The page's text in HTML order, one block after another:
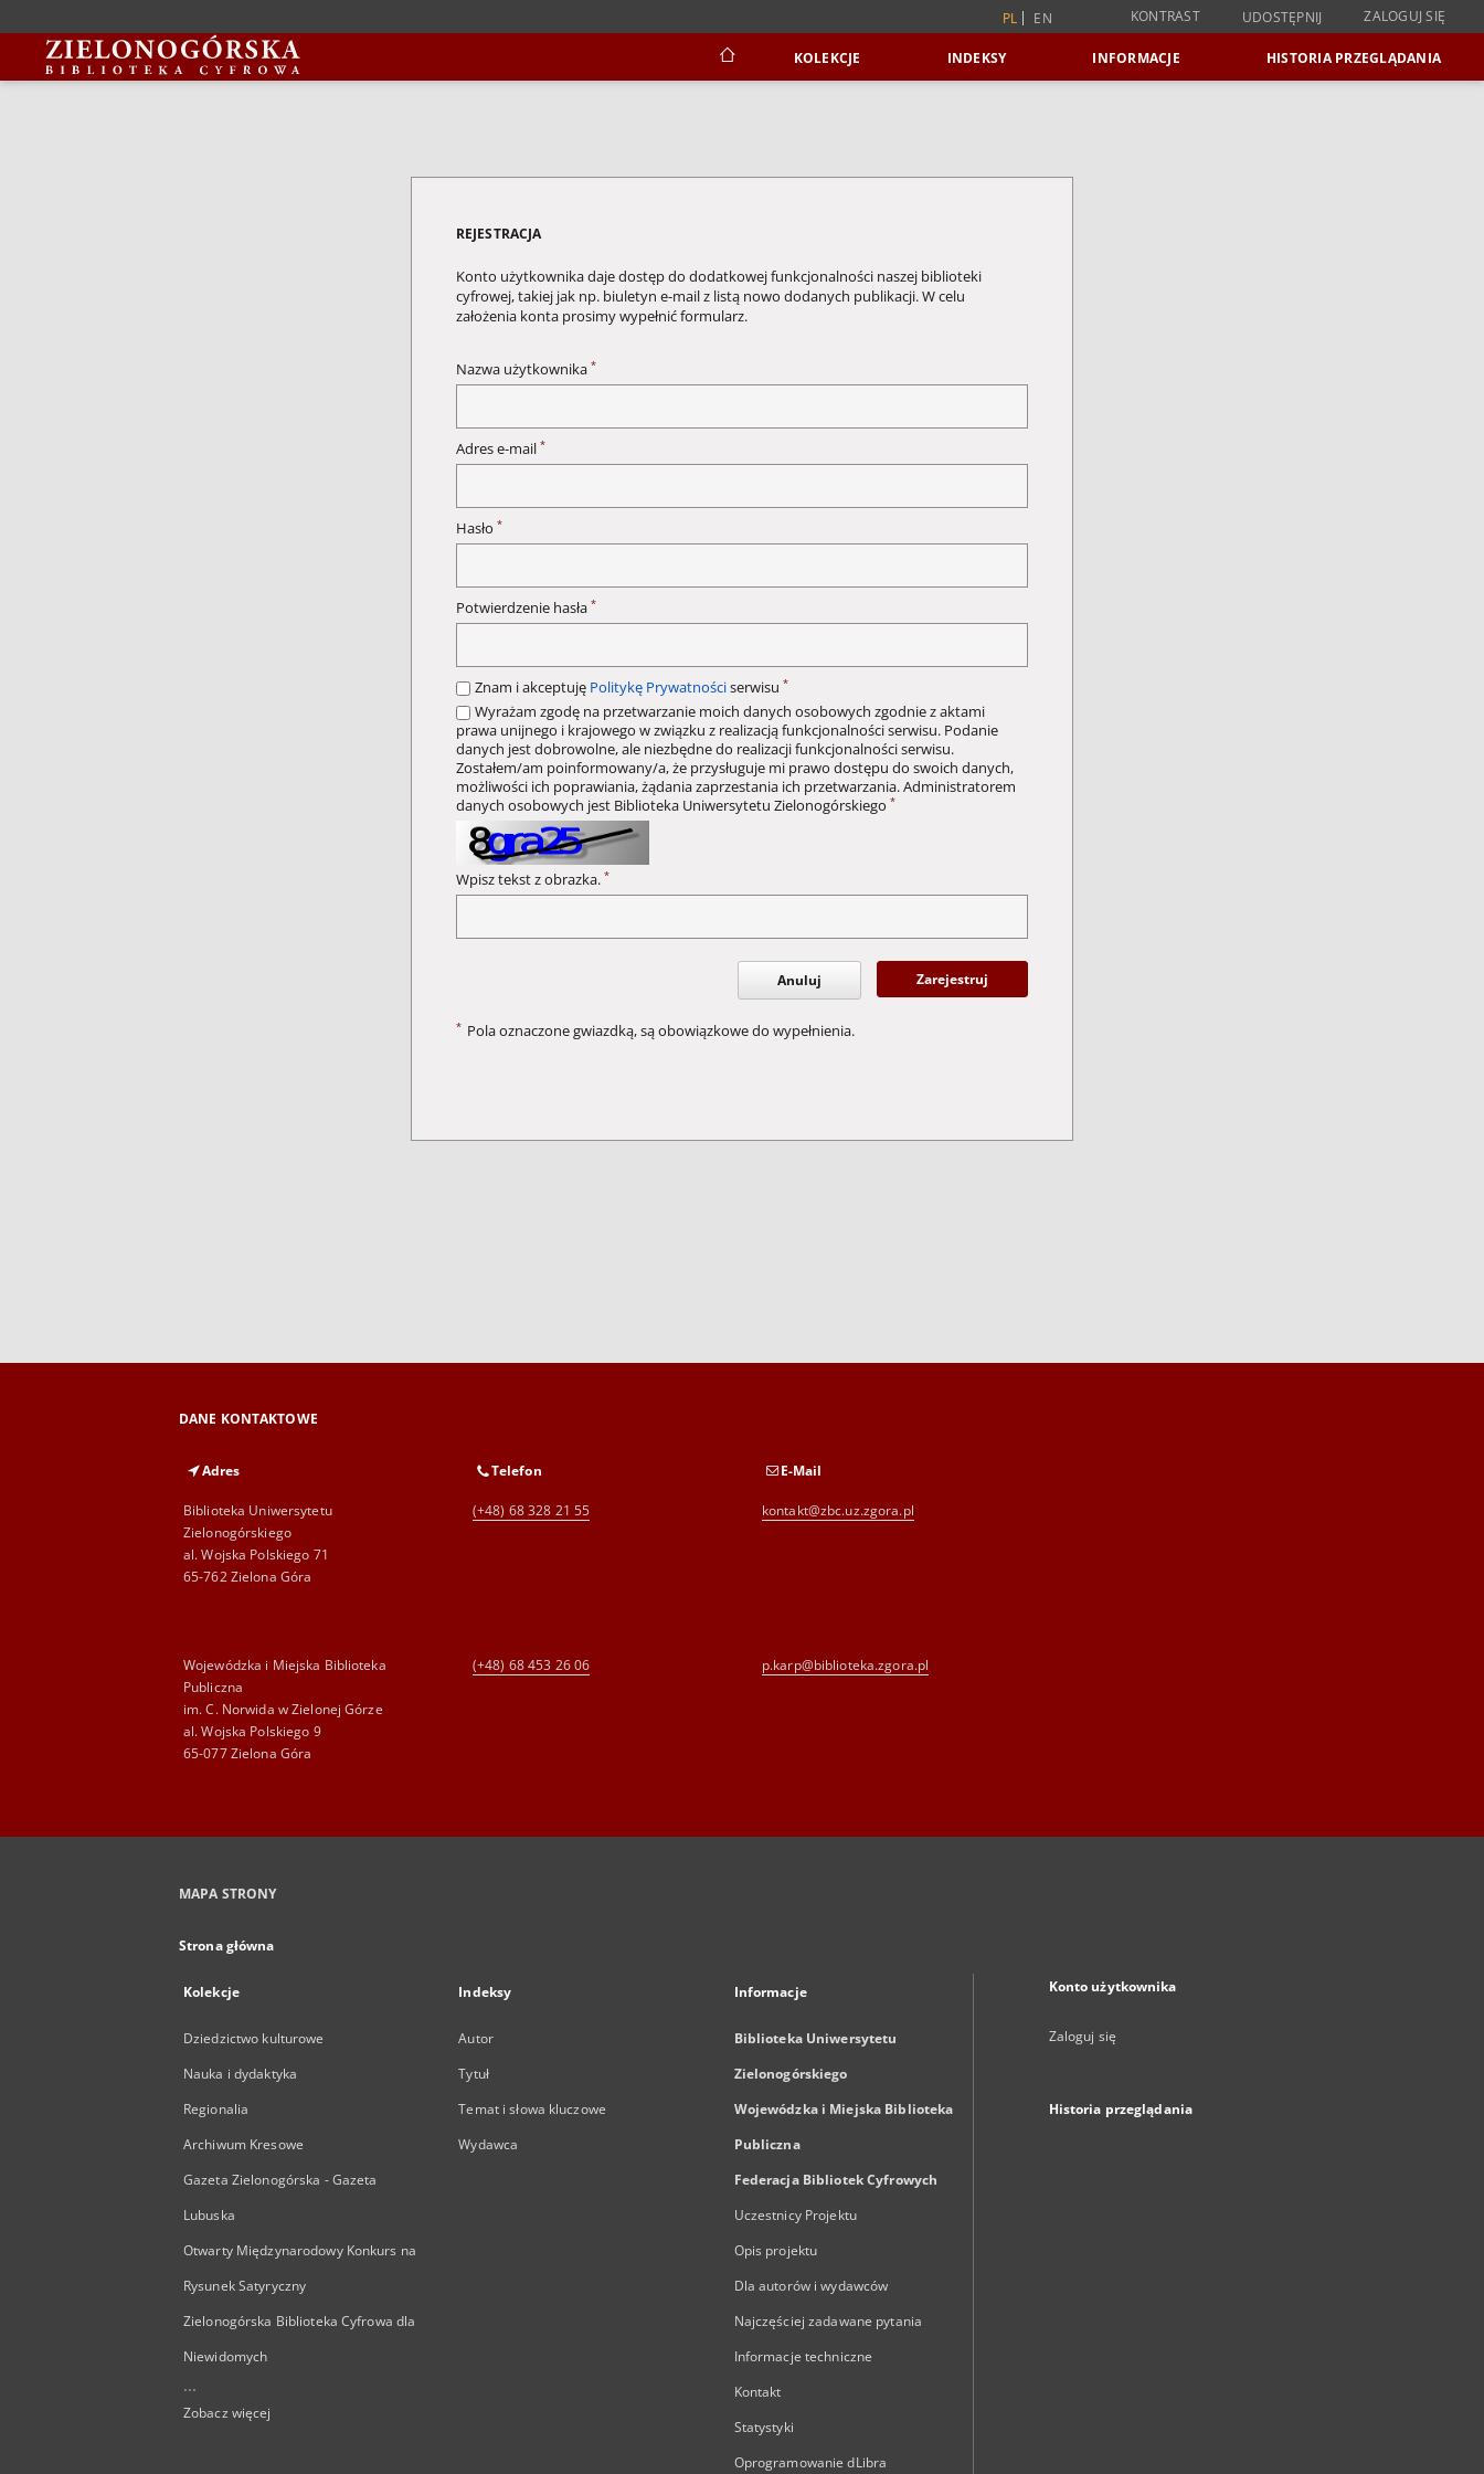
PL EN KONTRAST UDOSTĘPNIJ ZALOGUJ SIĘ
KOLEKCJE INDEKSY INFORMACJE HISTORIA PRZEGLĄDANIA
REJESTRACJA
Konto użytkownika daje dostęp do dodatkowej funkcjonalności naszej biblioteki
cyfrowej, takiej jak np. biuletyn e-mail z listą nowo dodanych publikacji. W celu
założenia konta prosimy wypełnić formularz.
Nazwa użytkownika *
Adres e-mail *
Hasło *
Potwierdzenie hasła *
Znam i akceptuję Politykę Prywatnościserwisu *
Wyrażam zgodę na przetwarzanie moich danych osobowych zgodnie z aktami
prawa unijnego i krajowego w związku z realizacją funkcjonalności serwisu. Podanie
danych jest dobrowolne, ale niezbędne do realizacji funkcjonalności serwisu.
Zostałem/am poinformowany/a, że przysługuje mi prawo dostępu do swoich danych,
możliwości ich poprawiania, żądania zaprzestania ich przetwarzania. Administratorem
danych osobowych jest Biblioteka Uniwersytetu Zielonogórskiego *
Wpisz tekst z obrazka. *
Anuluj Zarejestruj
* Pola oznaczone gwiazdką, są obowiązkowe do wypełnienia.
DANE KONTAKTOWE
Adres
Biblioteka Uniwersytetu
Zielonogórskiego
al. Wojska Polskiego 71
65-762 Zielona Góra
Telefon
(+48) 68 328 21 55
E-Mail
kontakt@zbc.uz.zgora.pl
Wojewódzka i Miejska Biblioteka
Publiczna
im. C. Norwida w Zielonej Górze
al. Wojska Polskiego 9
65-077 Zielona Góra
(+48) 68 453 26 06 p.karp@biblioteka.zgora.pl
MAPA STRONY
Strona główna
Kolekcje
Dziedzictwo kulturowe
Nauka i dydaktyka
Regionalia
Archiwum Kresowe
Gazeta Zielonogórska - Gazeta
Lubuska
Otwarty Międzynarodowy Konkurs na
Rysunek Satyryczny
Zielonogórska Biblioteka Cyfrowa dla
Niewidomych
...
Zobacz więcej
Indeksy
Autor
Tytuł
Temat i słowa kluczowe
Wydawca
Informacje
Biblioteka Uniwersytetu
Zielonogórskiego
Wojewódzka i Miejska Biblioteka
Publiczna
Federacja Bibliotek Cyfrowych
Uczestnicy Projektu
Opis projektu
Dla autorów i wydawców
Najczęściej zadawane pytania
Informacje techniczne
Kontakt
Statystyki
Oprogramowanie dLibra
Konto użytkownika
Zaloguj się
Historia przeglądania